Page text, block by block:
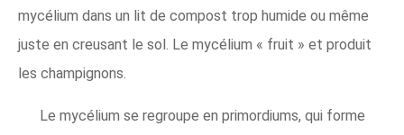
mycélium dans un lit de compost trop humide ou même
juste en creusant le sol. Le mycélium « fruit » et produit
les champignons.
Le mycélium se regroupe en primordiums, qui forme